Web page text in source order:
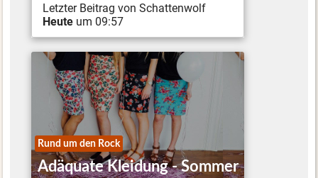
Letzter Beitrag von Schattenwolf
Heute um 09:57
Rund um den Rock
Adäquate Kleidung - Sommer